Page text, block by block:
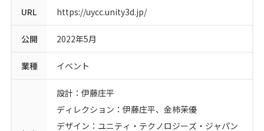
シロクロマガジン
お問い合わせ
URL https://uycc.unity3d.jp/
公開 2022年5月
業種 イベント
設計：伊藤庄平
ディレクション：伊藤庄平、金柿茉優
デザイン：ユニティ・テクノロジーズ・ジャパン